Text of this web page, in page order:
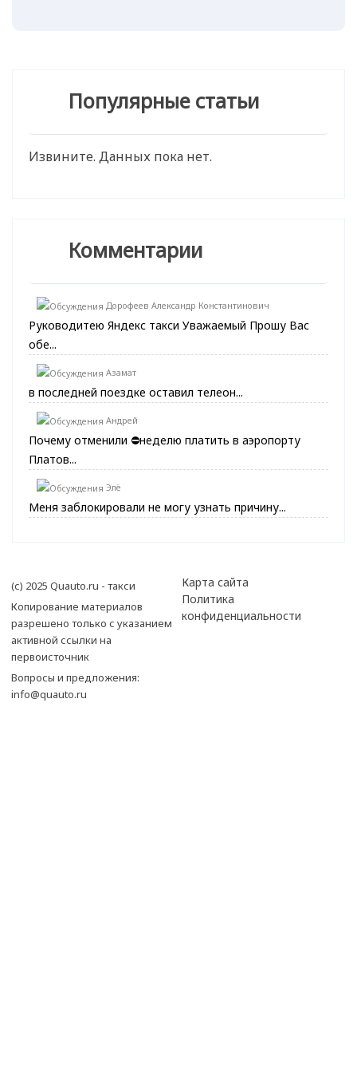
Популярные статьи
Извините. Данных пока нет.
Комментарии
Дорофеев Александр Константинович
Руководитею Яндекс такси Уважаемый Прошу Вас
обе...
Азамат
в последней поездке оставил телеон...
Андрей
Почему отменили ⛔неделю платить в аэропорту
Платов...
Элё
Меня заблокировали не могу узнать причину...
(с) 2025 Quauto.ru - такси
Копирование материалов
разрешено только с указанием
активной ссылки на
первоисточник
Вопросы и предложения:
info@quauto.ru
Карта сайта
Политика
конфиденциальности